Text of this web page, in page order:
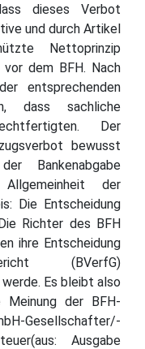
dieses Verbot
und durch Artikel
Nettoprinzip
dem BFH. Nach
entsprechenden
dass sachliche
Der
bewusst
Bankenabgabe
der
Die Entscheidung
Richter des BFH
ihre Entscheidung
(BVerfG)
Es bleibt also
Meinung der BFH-
Gesellschafter/-
Ausgabe